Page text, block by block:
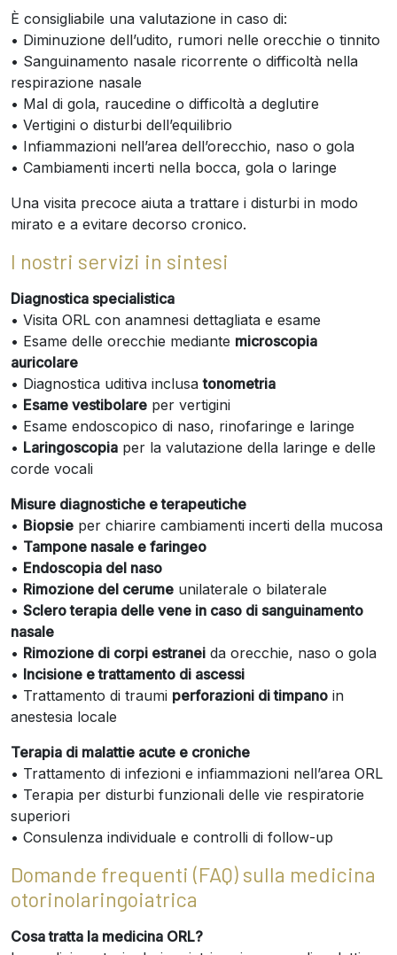
È consigliabile una valutazione in caso di:
• Diminuzione dell’udito, rumori nelle orecchie o tinnito
• Sanguinamento nasale ricorrente o difficoltà nella
respirazione nasale
• Mal di gola, raucedine o difficoltà a deglutire
• Vertigini o disturbi dell’equilibrio
• Infiammazioni nell’area dell’orecchio, naso o gola
• Cambiamenti incerti nella bocca, gola o laringe
Una visita precoce aiuta a trattare i disturbi in modo
mirato e a evitare decorso cronico.
I nostri servizi in sintesi
Diagnostica specialistica
• Visita ORL con anamnesi dettagliata e esame
• Esame delle orecchie mediante microscopia
auricolare
• Diagnostica uditiva inclusatonometria
• Esame vestibolare per vertigini
• Esame endoscopico di naso, rinofaringe e laringe
• Laringoscopia per la valutazione della laringe e delle
corde vocali
Misure diagnostiche e terapeutiche
• Biopsie per chiarire cambiamenti incerti della mucosa
• Tampone nasale e faringeo
• Endoscopia del naso
• Rimozione del cerume unilaterale o bilaterale
• Sclero terapia delle vene in caso di sanguinamento
nasale
• Rimozione di corpi estranei da orecchie, naso o gola
• Incisione e trattamento di ascessi
• Trattamento di traumi perforazioni di timpano in
anestesia locale
Terapia di malattie acute e croniche
• Trattamento di infezioni e infiammazioni nell’area ORL
• Terapia per disturbi funzionali delle vie respiratorie
superiori
• Consulenza individuale e controlli di follow-up
Domande frequenti (FAQ) sulla medicina
otorinolaringoiatrica
Cosa tratta la medicina ORL?